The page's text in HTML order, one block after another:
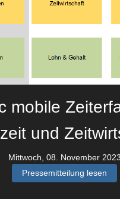
mobile
und
Mittwoch, 08. November 2023
Pressemitteilung lesen